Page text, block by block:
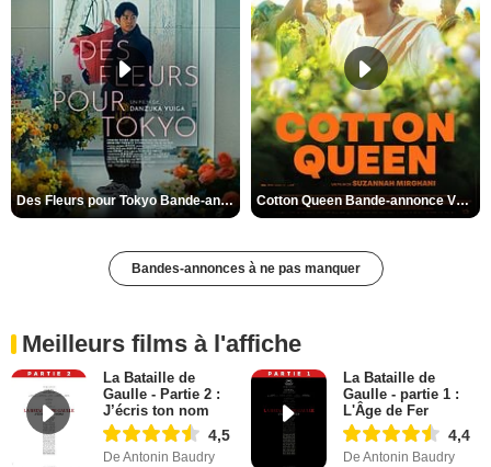
Des Fleurs pour Tokyo Bande-annonce VO STFR Cotton Queen Bande-annonce VO STFR
Bandes-annonces à ne pas manquer
Meilleurs films à l'affiche
La Bataille de
Gaulle - Partie 2 :
J’écris ton nom
4,5
De Antonin Baudry
La Bataille de
Gaulle - partie 1 :
L'Âge de Fer
4,4
De Antonin Baudry